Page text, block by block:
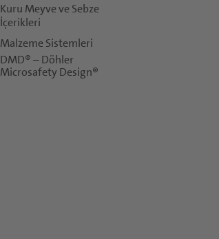
Kuru Meyve ve Sebze
İçerikleri
Malzeme Sistemleri
DMD® – Döhler
Microsafety Design®